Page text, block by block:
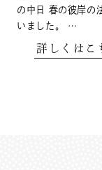
の中日 春の彼岸の
いました。 …
詳しくはこ